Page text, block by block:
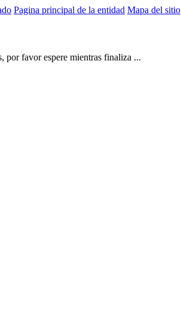
Pagina principal de la entidad Mapa del sitio
por favor espere mientras finaliza ...